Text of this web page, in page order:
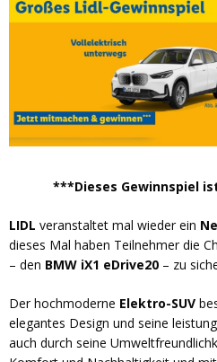
***Dieses Gewinnspiel
LIDL veranstaltet mal wieder ein
dieses Mal haben Teilnehmer die
– den BMW iX1 eDrive20 – zu
Der hochmoderne Elektro-SUV
elegantes Design und seine
auch durch seine